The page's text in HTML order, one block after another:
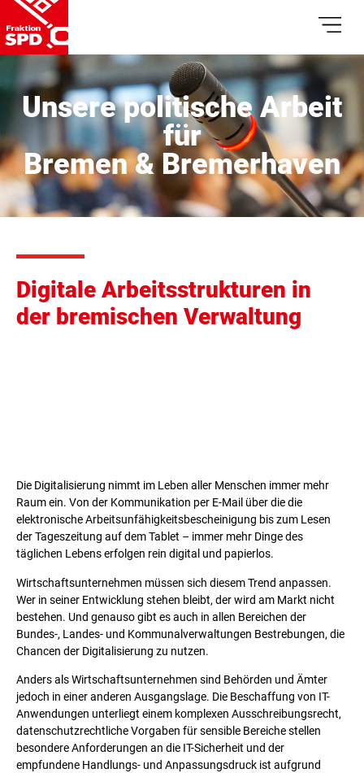
Unsere politische Arbeit
für
Bremen & Bremerhaven
Digitale Arbeitsstrukturen in
der bremischen Verwaltung
Die Digitalisierung nimmt im Leben aller Menschen immer mehr
Raum ein. Von der Kommunikation per E-Mail über die die
elektronische Arbeitsunfähigkeitsbescheinigung bis zum Lesen
der Tageszeitung auf dem Tablet – immer mehr Dinge des
täglichen Lebens erfolgen rein digital und papierlos.
Wirtschaftsunternehmen müssen sich diesem Trend anpassen.
Wer in seiner Entwicklung stehen bleibt, der wird am Markt nicht
bestehen. Und genauso gibt es auch in allen Bereichen der
Bundes-, Landes- und Kommunalverwaltungen Bestrebungen, die
Chancen der Digitalisierung zu nutzen.
Anders als Wirtschaftsunternehmen sind Behörden und Ämter
jedoch in einer anderen Ausgangslage. Die Beschaffung von IT-
Anwendungen unterliegt einem komplexen Ausschreibungsrecht,
datenschutzrechtliche Vorgaben für sensible Bereiche stellen
besondere Anforderungen an die IT-Sicherheit und der
empfundene Handlungs- und Anpassungsdruck ist aufgrund